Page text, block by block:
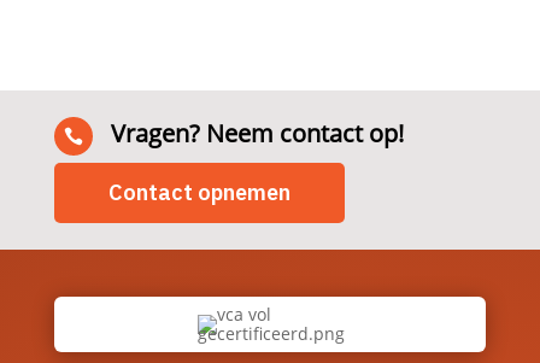
 Vragen? Neem contact op!
Contact opnemen